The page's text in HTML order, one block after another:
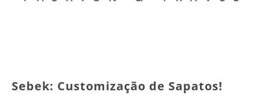
Sebek: Customização de Sapatos!